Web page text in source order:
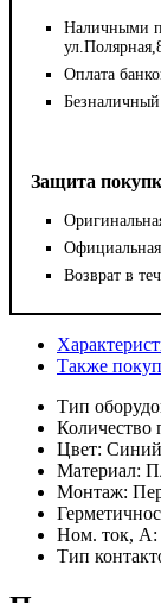
Наличными
Оплата
Безналичный
Защита
Официальная
Возврат в
Также
Тип
Количество
Цвет: Синий
Материал:
Монтаж:
Ном. ток, А:
Тип